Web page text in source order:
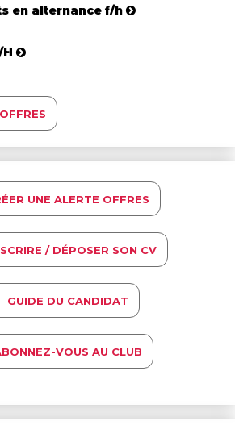
en alternance f/h
UNE ALERTE OFFRES
/ DÉPOSER SON CV
GUIDE DU CANDIDAT
VOUS AU CLUB